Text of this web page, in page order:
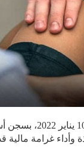
قررت المحكمة
مالية قدرها